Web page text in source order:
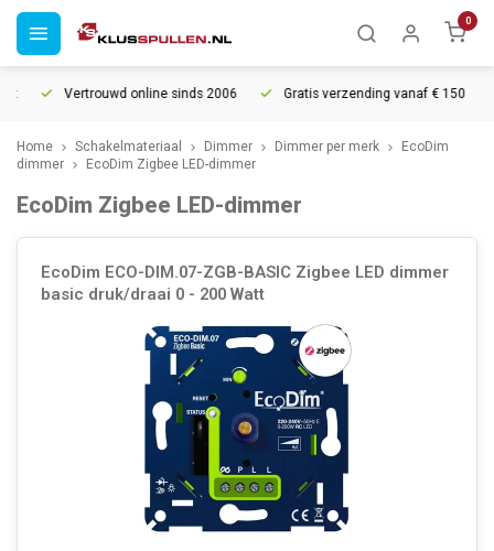
0
Vertrouwd online sinds 2006 Gratis verzending vanaf € 150
Home Schakelmateriaal Dimmer Dimmer per merk
EcoDim
dimmer
EcoDim Zigbee LED-dimmer
EcoDim Zigbee LED-dimmer
EcoDim ECO-DIM.07-ZGB-BASIC Zigbee LED dimmer
basic druk/draai 0 - 200 Watt